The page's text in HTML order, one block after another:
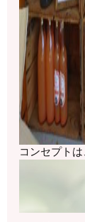
コンセプトは